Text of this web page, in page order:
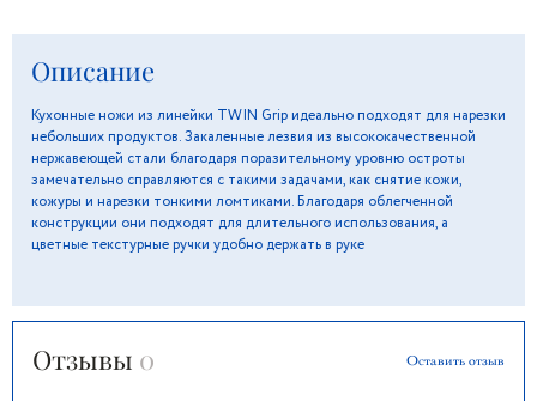
Описание
Кухонные ножи из линейки TWIN Grip идеально подходят для нарезки
небольших продуктов. Закаленные лезвия из высококачественной
нержавеющей стали благодаря поразительному уровню остроты
замечательно справляются с такими задачами, как снятие кожи,
кожуры и нарезки тонкими ломтиками. Благодаря облегченной
конструкции они подходят для длительного использования, а
цветные текстурные ручки удобно держать в руке
Отзывы 0 Оставить отзыв